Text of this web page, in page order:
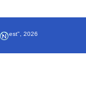
est" 2026